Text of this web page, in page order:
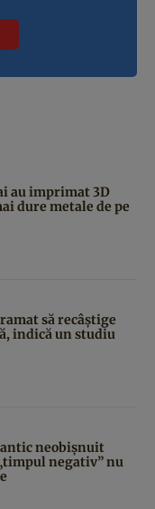
au imprimat 3D
dure metale de pe
să recâștige
indică un studiu
neobișnuit
negativ” nu